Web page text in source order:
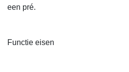
een pré.
Functie eisen